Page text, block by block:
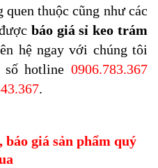
thuộc cũng như các
báo giá sỉ keo trám
hệ ngay với chúng tôi
số hotline 0906.783.367
.
giá sản phẩm quý